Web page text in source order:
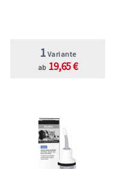
1 Variante
ab 19,65 €